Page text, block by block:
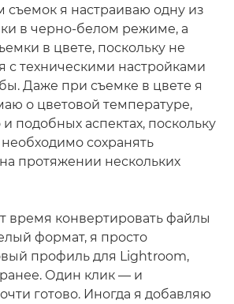
съемок я настраиваю одну из
в черно-белом режиме, а
в цвете, поскольку не
с техническими настройками
Даже при съемке в цвете я
о цветовой температуре,
подобных аспектах, поскольку
сохранять
протяжении нескольких
время конвертировать файлы
формат, я просто
профиль для Lightroom,
Один клик — и
готово. Иногда я добавляю